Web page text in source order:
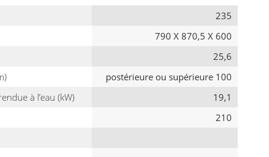
235
790 X 870,5 X 600
25,6
postérieure ou supérieure 100
à l’eau (kW)
19,1
210